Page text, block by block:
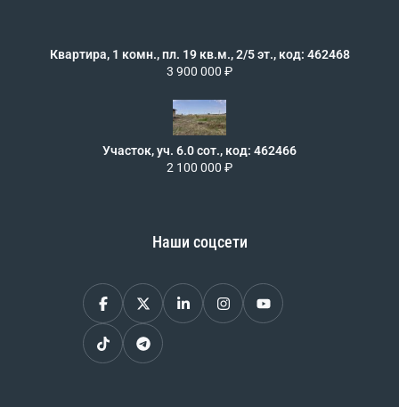
Квартира, 1 комн., пл. 19 кв.м., 2/5 эт., код: 462468
3 900 000 ₽
Участок, уч. 6.0 сот., код: 462466
2 100 000 ₽
Наши соцсети